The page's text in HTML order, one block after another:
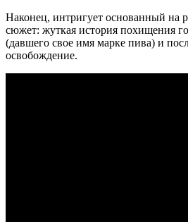
Наконец, интригует основанный на
сюжет: жуткая история похищения
(давшего свое имя марке пива) и
освобождение.